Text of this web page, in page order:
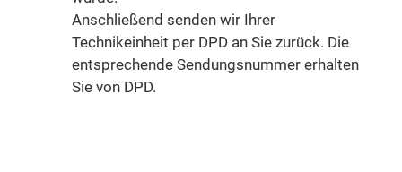
Anschließend senden wir Ihrer
Technikeinheit per DPD an Sie zurück. Die
entsprechende Sendungsnummer erhalten
Sie von DPD.